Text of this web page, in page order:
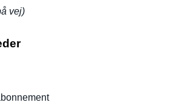
vej)